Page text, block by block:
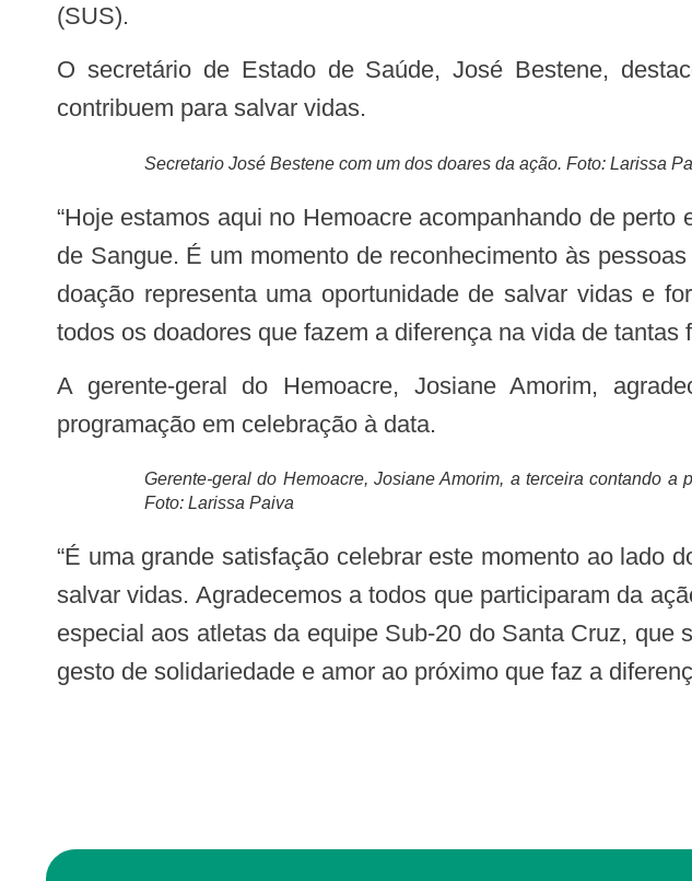
(SUS).
O secretário de Estado de Saúde, José Bestene, destacou a importância da mobilização e agradeceu aos doadores que
contribuem para salvar vidas.
Secretario José Bestene com um dos doares da ação. Foto: Larissa
“Hoje estamos aqui no Hemoacre acompanhando de perto essa ação tão importante em homenagem ao Dia Mundial do Doador
de Sangue. É um momento de reconhecimento às
doação representa uma oportunidade de salvar vidas e
todos os doadores que fazem a diferença na vida de tantas
A gerente-geral do Hemoacre, Josiane Amorim, agradeceu a presença dos doadores e parceiros que participaram da
programação em celebração à data.
Gerente-geral do Hemoacre, Josiane Amorim, a terceira contando a
Foto: Larissa Paiva
“É uma grande satisfação celebrar este momento ao lado dos nossos doadores, que desempenham um papel fundamental para
salvar vidas. Agradecemos a todos que participaram da
especial aos atletas da equipe Sub-20 do Santa Cruz,
gesto de solidariedade e amor ao próximo que faz a